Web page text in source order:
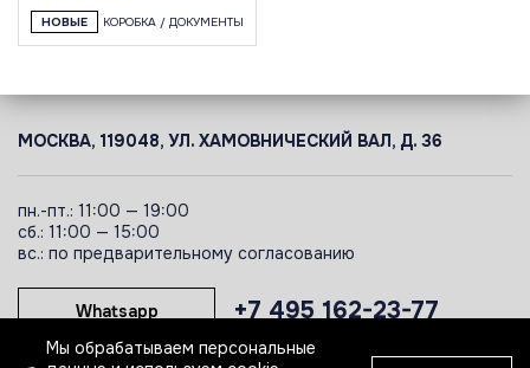
НОВЫЕ КОРОБКА / ДОКУМЕНТЫ
МОСКВА, 119048, УЛ. ХАМОВНИЧЕСКИЙ ВАЛ, Д. 36
пн.-пт.: 11:00 — 19:00
сб.: 11:00 — 15:00
вс.: по предварительному согласованию
+7 495 162-23-77
Whatsapp
Мы обрабатываем персональные